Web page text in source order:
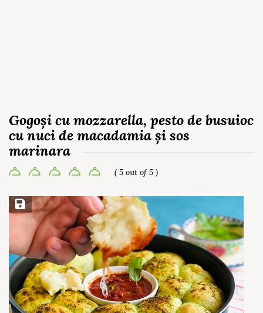
Gogoși cu mozzarella, pesto de busuioc
cu nuci de macadamia și sos
marinara
( 5 out of 5 )
Save Recipe